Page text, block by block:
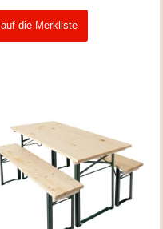
auf die Merkliste